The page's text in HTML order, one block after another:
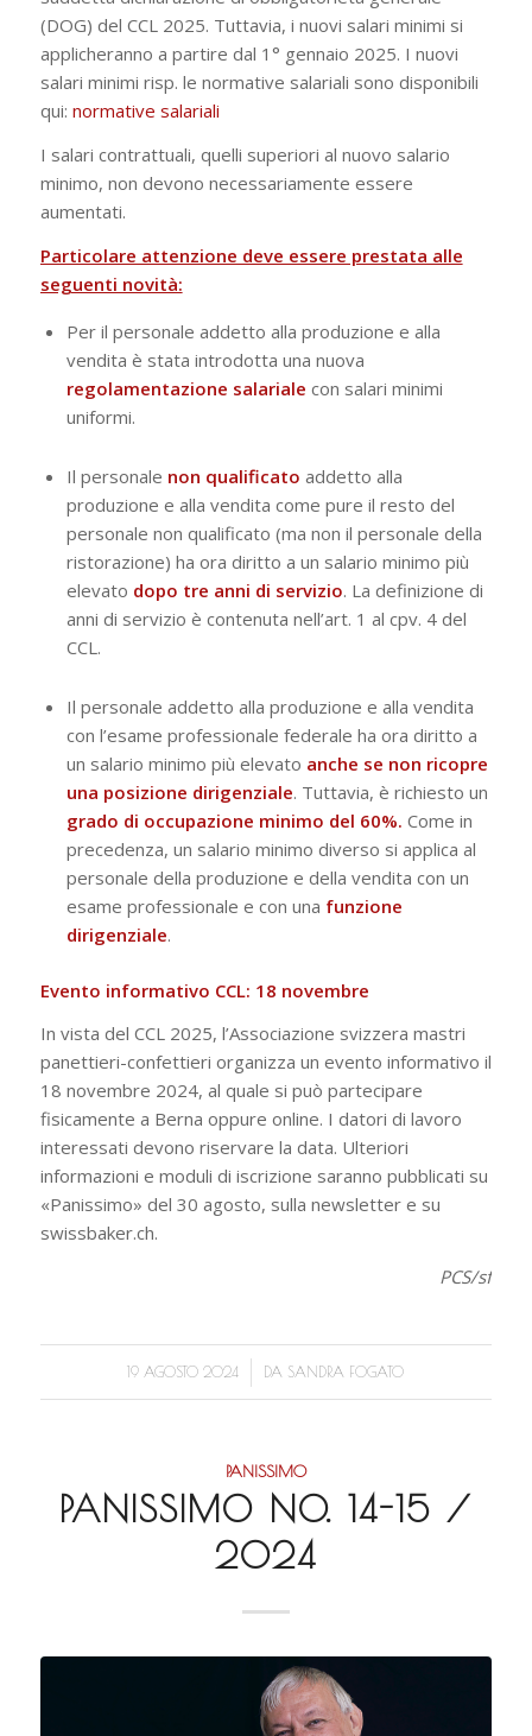
(DOG) del CCL 2025. Tuttavia, i nuovi salari minimi si
applicheranno a partire dal 1° gennaio 2025. I nuovi
salari minimi risp. le normative salariali sono disponibili
qui: normative salariali
I salari contrattuali, quelli superiori al nuovo salario
minimo, non devono necessariamente essere
aumentati.
Particolare attenzione deve essere prestata alle
seguenti novità:
Per il personale addetto alla produzione e alla
vendita è stata introdotta una nuova
regolamentazione salariale con salari minimi
uniformi.
Il personale non qualificato addetto alla
produzione e alla vendita come pure il resto del
personale non qualificato (ma non il personale della
ristorazione) ha ora diritto a un salario minimo più
elevato dopo tre anni di servizio. La definizione di
anni di servizio è contenuta nell’art. 1 al cpv. 4 del
CCL.
Il personale addetto alla produzione e alla vendita
con l’esame professionale federale ha ora diritto a
un salario minimo più elevato anche se non ricopre
una posizione dirigenziale. Tuttavia, è richiesto un
grado di occupazione minimo del 60%. Come in
precedenza, un salario minimo diverso si applica al
personale della produzione e della vendita con un
esame professionale e con una funzione
dirigenziale.
Evento informativo CCL: 18 novembre
In vista del CCL 2025, l’Associazione svizzera mastri
panettieri-confettieri organizza un evento informativo il
18 novembre 2024, al quale si può partecipare
fisicamente a Berna oppure online. I datori di lavoro
interessati devono riservare la data. Ulteriori
informazioni e moduli di iscrizione saranno pubblicati su
«Panissimo» del 30 agosto, sulla newsletter e su
swissbaker.ch.
PCS/sf
19 AGOSTO 2024
/ DA SANDRA FOGATO
PANISSIMO
PANISSIMO NO. 14-15 /
2024